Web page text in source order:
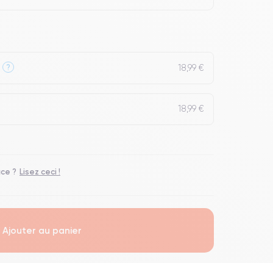
? 18,99 €
18,99 €
? Lisez ceci !
Ajouter au panier